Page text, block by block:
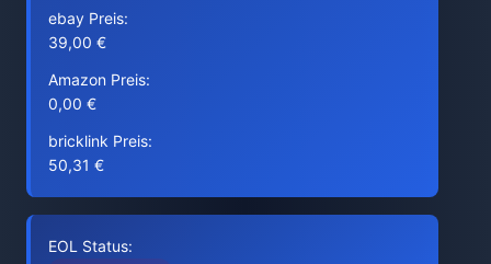
ebay Preis:
39,00 €
Amazon Preis:
0,00 €
bricklink Preis:
50,31 €
EOL Status: